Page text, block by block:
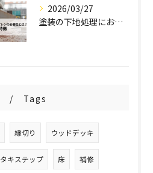
2026/03/27
塗装の下地処理におけるケレンの必要性とは？種類と特徴を解説！
Tags
縁切り ウッドデッキ
タキステップ 床 補修